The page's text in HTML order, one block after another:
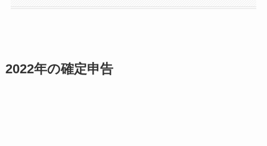
2022年の確定申告